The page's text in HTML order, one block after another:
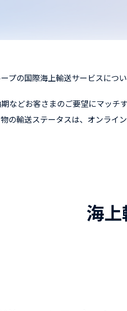
プの国際海上輸送サービスについ
などお客さまのご要望にマッチ
の輸送ステータスは、オンライ
海